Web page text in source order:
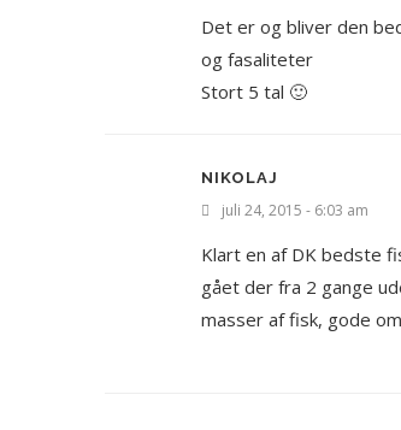
Det er og bliver den
og fasaliteter
Stort 5 tal 🙂
NIKOLAJ
juli 24, 2015 - 6:03 am
Klart en af DK bedste
gået der fra 2 gange
masser af fisk, gode